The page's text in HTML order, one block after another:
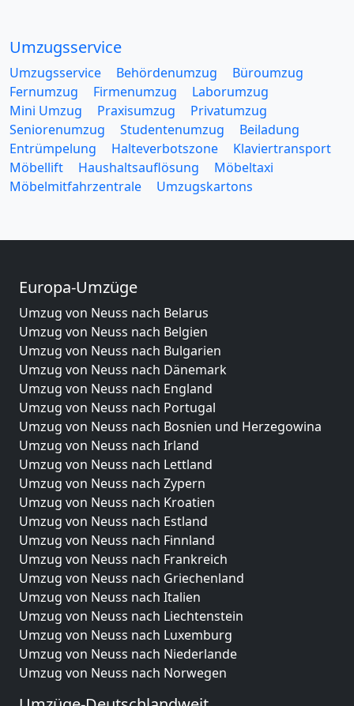
Umzugsservice
Umzugsservice Behördenumzug
Büroumzug
Fernumzug
Firmenumzug
Laborumzug
Mini Umzug
Praxisumzug
Privatumzug
Seniorenumzug
Studentenumzug
Beiladung
Entrümpelung
Halteverbotszone
Klaviertransport
Möbellift
Haushaltsauflösung
Möbeltaxi
Möbelmitfahrzentrale
Umzugskartons
Europa-Umzüge
Umzug von Neuss nach Belarus
Umzug von Neuss nach Belgien
Umzug von Neuss nach Bulgarien
Umzug von Neuss nach Dänemark
Umzug von Neuss nach England
Umzug von Neuss nach Portugal
Umzug von Neuss nach Bosnien und Herzegowina
Umzug von Neuss nach Irland
Umzug von Neuss nach Lettland
Umzug von Neuss nach Zypern
Umzug von Neuss nach Kroatien
Umzug von Neuss nach Estland
Umzug von Neuss nach Finnland
Umzug von Neuss nach Frankreich
Umzug von Neuss nach Griechenland
Umzug von Neuss nach Italien
Umzug von Neuss nach Liechtenstein
Umzug von Neuss nach Luxemburg
Umzug von Neuss nach Niederlande
Umzug von Neuss nach Norwegen